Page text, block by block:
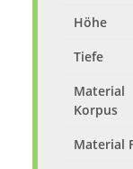
Höhe
Tiefe
Material
Korpus
Material